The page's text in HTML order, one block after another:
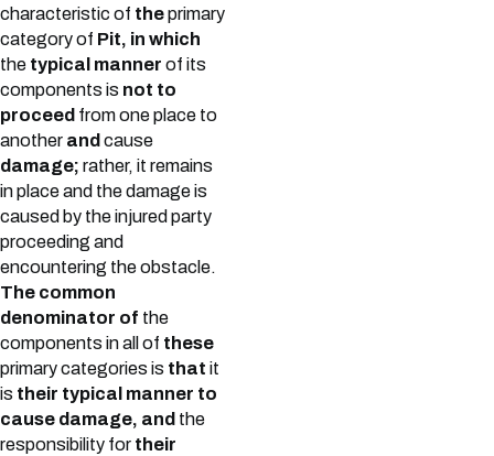
characteristic of theprimary
category of Pit, in which
the typical manner of its
components is not to
proceed from one place to
another and cause
damage; rather, it remains
in place and the damage is
caused by the injured party
proceeding and
encountering the obstacle.
The common
denominator of the
components in all of these
primary categories is that it
is their typical manner to
cause damage, and the
responsibility for their